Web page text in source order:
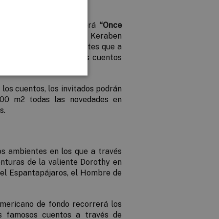
imponente stand será “Once
los cuentos clásicos, Keraben
por distintos ambientes que a
una alegoría de los cuentos
cuentos, los invitados podrán
m2todas las novedades en
ambientes en los que a través
de la valiente Dorothyen
Espantapájaros, el Hombre de
de fondo recorrerá los
famosos cuentos a través de